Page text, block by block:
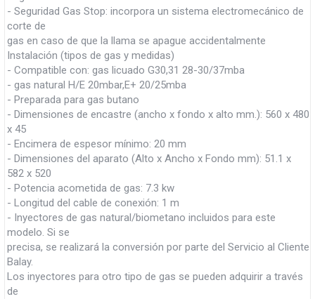
- Seguridad Gas Stop: incorpora un sistema electromecánico de
corte de
gas en caso de que la llama se apague accidentalmente
Instalación (tipos de gas y medidas)
- Compatible con: gas licuado G30,31 28-30/37mba
- gas natural H/E 20mbar,E+ 20/25mba
- Preparada para gas butano
- Dimensiones de encastre (ancho x fondo x alto mm.): 560 x 480
x 45
- Encimera de espesor mínimo: 20 mm
- Dimensiones del aparato (Alto x Ancho x Fondo mm): 51.1 x
582 x 520
- Potencia acometida de gas: 7.3 kw
- Longitud del cable de conexión: 1 m
- Inyectores de gas natural/biometano incluidos para este
modelo. Si se
precisa, se realizará la conversión por parte del Servicio al Cliente
Balay.
Los inyectores para otro tipo de gas se pueden adquirir a través
de